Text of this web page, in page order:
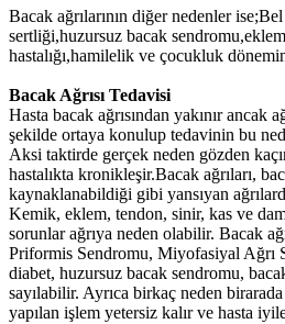
Bacak ağrılarının diğer nedenler ise;Bel
sertliği,huzursuz bacak
hastalığı,hamilelik ve çocukluk
Bacak Ağrısı Tedavisi
Hasta bacak ağrısından yakınır ancak
şekilde ortaya konulup tedavinin bu
Aksi taktirde gerçek neden gözden
hastalıkta kronikleşir.Bacak ağrıları,
kaynaklanabildiği gibi yansıyan
Kemik, eklem, tendon, sinir, kas ve
sorunlar ağrıya neden olabilir. Bacak
Priformis Sendromu, Miyofasiyal Ağrı
diabet, huzursuz bacak sendromu,
sayılabilir. Ayrıca birkaç neden
yapılan işlem yetersiz kalır ve hasta